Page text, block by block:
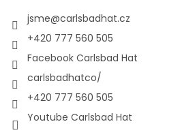
jsme@carlsbadhat.cz
+420 777 560 505
Facebook Carlsbad Hat
carlsbadhatco/
+420 777 560 505
Youtube Carlsbad Hat